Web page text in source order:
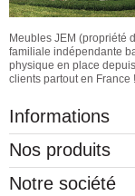
Meubles JEM (propriété
familiale indépendante
physique en place
clients partout en France !
Informations
Nos produits
Notre société